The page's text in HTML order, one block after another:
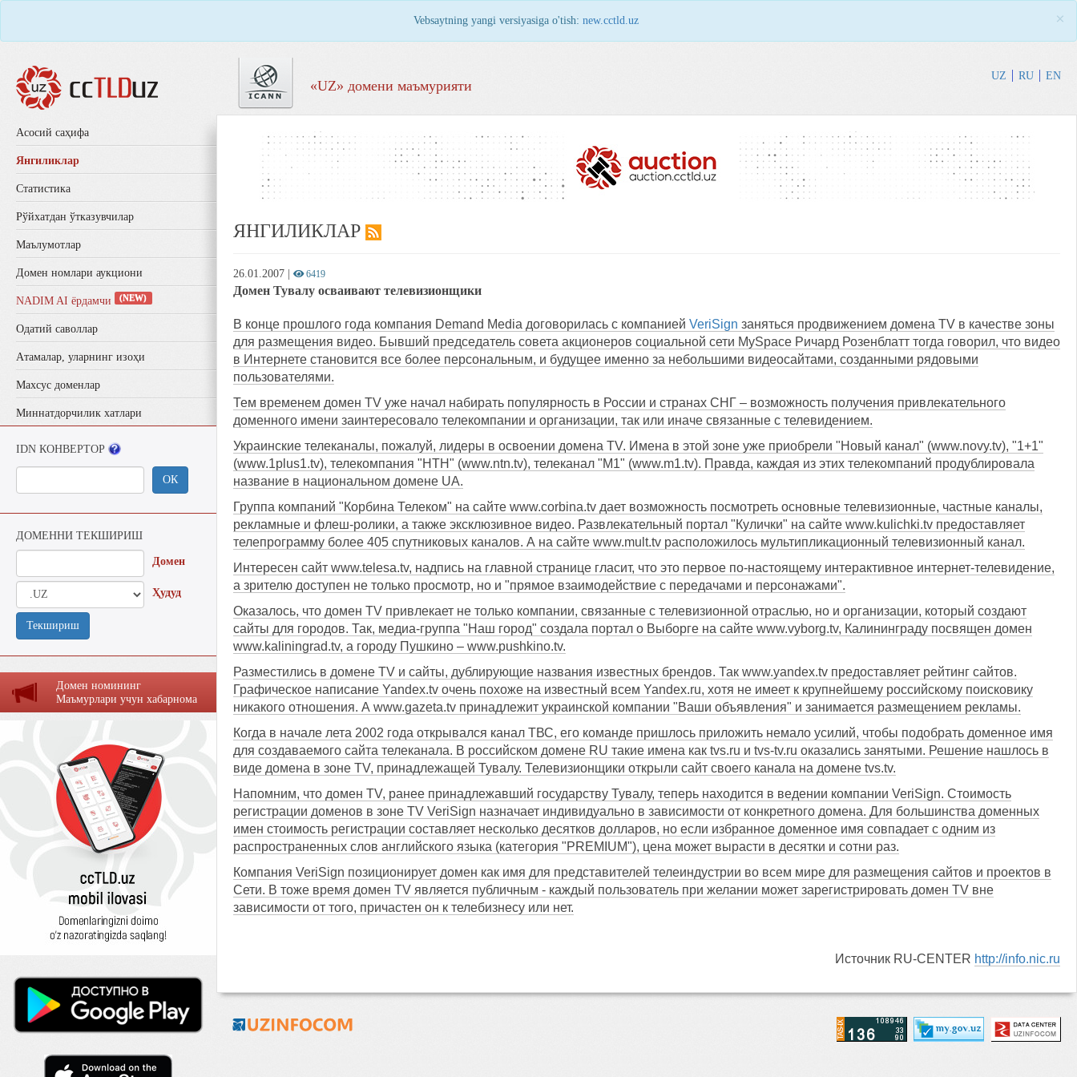
Vebsaytning yangi versiyasiga o'tish: new.cctld.uz ×
«UZ» домени маъмурияти
UZ RU EN
Aсосий саҳифа
Янгиликлар
Статистика
Рўйхатдан ўтказувчилар
Маълумотлар
Домен номлари аукциони
NADIM AI ёрдамчи (NEW)
Одатий саволлар
Aтамалар, уларнинг изоҳи
Махсус доменлар
Миннатдорчилик хатлари
IDN КОНВЕРТОР
ОК
ДОМЕННИ ТЕКШИРИШ
Домен
Ҳудуд
Текшириш
Домен номининг
Маъмурлaри учун хaбaрномa
ЯНГИЛИКЛАР
26.01.2007 6419
Домен Тувалу осваивают телевизионщики
В конце прошлого года компания Demand Media договорилась с компанией VeriSign заняться продвижением домена TV в качестве зоны
для размещения видео. Бывший председатель совета акционеров социальной сети MySpace Ричард Розенблатт тогда говорил, что видео
в Интернете становится все более персональным, и будущее именно за небольшими видеосайтами, созданными рядовыми
пользователями.
Тем временем домен TV уже начал набирать популярность в России и странах СНГ – возможность получения привлекательного
доменного имени заинтересовало телекомпании и организации, так или иначе связанные с телевидением.
Украинские телеканалы, пожалуй, лидеры в освоении домена TV. Имена в этой зоне уже приобрели "Новый канал" (www.novy.tv), "1+1"
(www.1plus1.tv), телекомпания "НТН" (www.ntn.tv), телеканал "М1" (www.m1.tv). Правда, каждая из этих телекомпаний продублировала
название в национальном домене UA.
Группа компаний "Корбина Телеком" на сайте www.сorbina.tv дает возможность посмотреть основные телевизионные, частные каналы,
рекламные и флеш-ролики, а также эксклюзивное видео. Развлекательный портал "Кулички" на сайте www.kulichki.tv предоставляет
телепрограмму более 405 спутниковых каналов. А на сайте www.mult.tv расположилось мультипликационный телевизионный канал.
Интересен сайт www.telesa.tv, надпись на главной странице гласит, что это первое по-настоящему интерактивное интернет-телевидение,
а зрителю доступен не только просмотр, но и "прямое взаимодействие с передачами и персонажами".
Оказалось, что домен TV привлекает не только компании, связанные с телевизионной отраслью, но и организации, который создают
сайты для городов. Так, медиа-группа "Наш город" создала портал о Выборге на сайте www.vyborg.tv, Калининграду посвящен домен
www.kaliningrad.tv, а городу Пушкино – www.pushkino.tv.
Разместились в домене TV и сайты, дублирующие названия известных брендов. Так www.yandex.tv предоставляет рейтинг сайтов.
Графическое написание Yandex.tv очень похоже на известный всем Yandex.ru, хотя не имеет к крупнейшему российскому поисковику
никакого отношения. А www.gazeta.tv принадлежит украинской компании "Ваши объявления" и занимается размещением рекламы.
Когда в начале лета 2002 года открывался канал ТВС, его команде пришлось приложить немало усилий, чтобы подобрать доменное имя
для создаваемого сайта телеканала. В российском домене RU такие имена как tvs.ru и tvs-tv.ru оказались занятыми. Решение нашлось в
виде домена в зоне TV, принадлежащей Тувалу. Телевизионщики открыли сайт своего канала на домене tvs.tv.
Напомним, что домен TV, ранее принадлежавший государству Тувалу, теперь находится в ведении компании VeriSign. Стоимость
регистрации доменов в зоне TV VeriSign назначает индивидуально в зависимости от конкретного домена. Для большинства доменных
имен стоимость регистрации составляет несколько десятков долларов, но если избранное доменное имя совпадает с одним из
распространенных слов английского языка (категория "PREMIUM"), цена может вырасти в десятки и сотни раз.
Компания VeriSign позиционирует домен как имя для представителей телеиндустрии во всем мире для размещения сайтов и проектов в
Сети. В тоже время домен TV является публичным - каждый пользователь при желании может зарегистрировать домен TV вне
зависимости от того, причастен он к телебизнесу или нет.
Источник RU-CENTER http://info.nic.ru